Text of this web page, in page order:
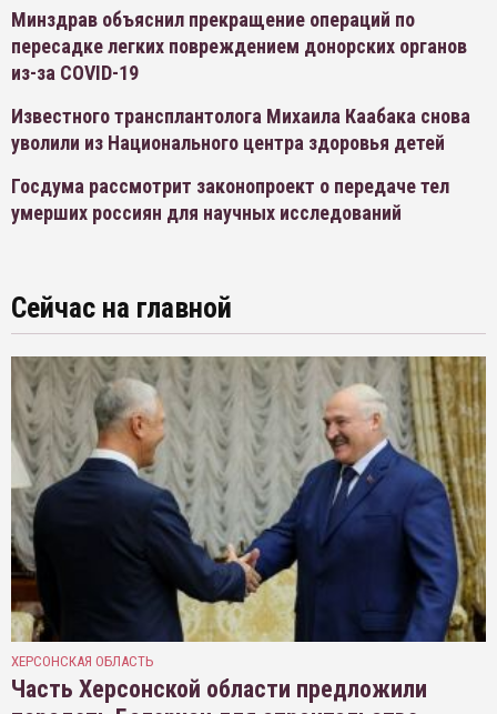
Минздрав объяснил прекращение операций по
пересадке легких повреждением донорских органов
из-за COVID-19
Известного трансплантолога Михаила Каабака снова
уволили из Национального центра здоровья детей
Госдума рассмотрит законопроект о передаче тел
умерших россиян для научных исследований
Сейчас на главной
ХЕРСОНСКАЯ ОБЛАСТЬ
Часть Херсонской области предложили